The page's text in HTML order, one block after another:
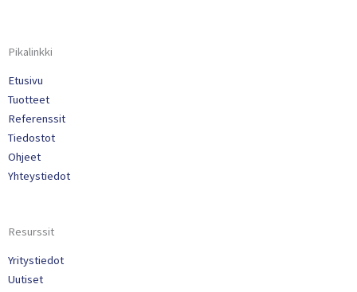
Pikalinkki
Etusivu
Tuotteet
Referenssit
Tiedostot
Ohjeet
Yhteystiedot
Resurssit
Yritystiedot
Uutiset